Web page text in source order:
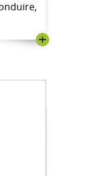
+